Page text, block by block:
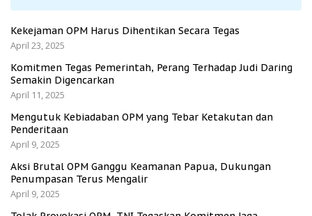
Kekejaman OPM Harus Dihentikan Secara Tegas
April 23, 2025
Komitmen Tegas Pemerintah, Perang Terhadap Judi Daring
Semakin Digencarkan
April 11, 2025
Mengutuk Kebiadaban OPM yang Tebar Ketakutan dan
Penderitaan
April 9, 2025
Aksi Brutal OPM Ganggu Keamanan Papua, Dukungan
Penumpasan Terus Mengalir
April 9, 2025